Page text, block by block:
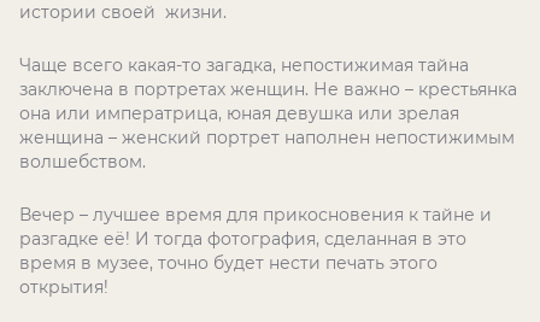
истории своей жизни.
Чаще всего какая-то загадка, непостижимая тайна
заключена в портретах женщин. Не важно – крестьянка
она или императрица, юная девушка или зрелая
женщина – женский портрет наполнен непостижимым
волшебством.
Вечер – лучшее время для прикосновения к тайне и
разгадке её! И тогда фотография, сделанная в это
время в музее, точно будет нести печать этого
открытия!